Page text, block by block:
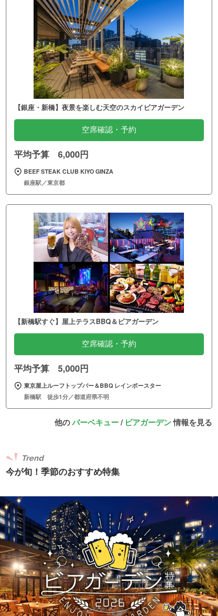
【銀座・新橋】夜景を楽しむ天空のスカイビアガーデン
空席確認・予約
平均予算 6,000円
BEEF STEAK CLUB KIYO GINZA
銀座駅／東京都
【新橋駅すぐ】屋上テラスBBQ＆ビアガーデン
空席確認・予約
平均予算 5,000円
東京屋上ルーフトップバー＆BBQ レインボースター
新橋駅 徒歩1分／都道府県不明
他のバーベキュー/ ビアガーデン情報を見る
今が旬！季節のおすすめ特集
Trend